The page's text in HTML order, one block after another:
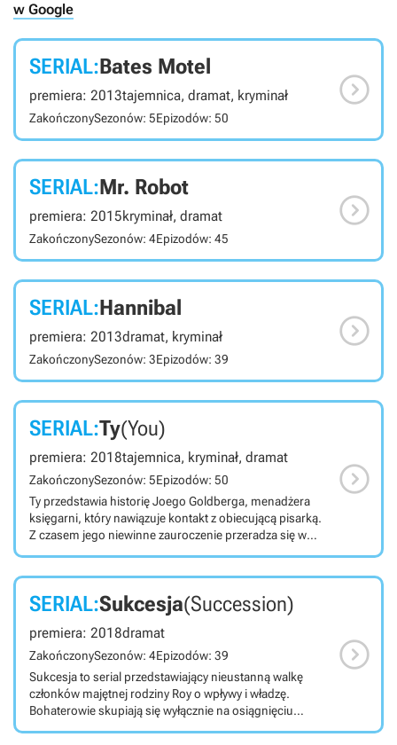
w Google
SERIAL:Bates Motel
premiera: 2013tajemnica, dramat, kryminał
ZakończonySezonów: 5Epizodów: 50

SERIAL:Mr. Robot
premiera: 2015kryminał, dramat
ZakończonySezonów: 4Epizodów: 45

SERIAL:Hannibal
premiera: 2013dramat, kryminał
ZakończonySezonów: 3Epizodów: 39

SERIAL:Ty(You)
premiera: 2018tajemnica, kryminał, dramat
ZakończonySezonów: 5Epizodów: 50
Ty przedstawia historię Joego Goldberga, menadżera
księgarni, który nawiązuje kontakt z obiecującą pisarką.
Z czasem jego niewinne zauroczenie przeradza się w
obsesję. Produkcja należy do gatunku thrillerów. Ty jest
powieści autorstwa Caroline Kepnes. Jego głównymi
twórcami są Greg Berlanti (Arrow, Flash, Supergirl) i
Sera Gamble (Supernatural). Skupia się on na losach
Joego Goldberga, menadżera księgarni, który zakochuje
się w młodej, obiecującej pisarce – Guinevere Beck. Z
pomocą mediów społecznościowych zdobywa on
wszelkie najistotniejsze informacje na jej temat i stara się
do niej zbliżyć. Niewinne zauroczenie zmienia się w
obsesję. W produkcji możemy zobaczyć między innymi

SERIAL:Sukcesja(Succession)
premiera: 2018dramat
ZakończonySezonów: 4Epizodów: 39
Sukcesja to serial przedstawiający nieustanną walkę
członków majętnej rodziny Roy o wpływy i władzę.
Bohaterowie skupiają się wyłącznie na osiągnięciu
własnych korzyści, idąc do swego celu po trupach.
